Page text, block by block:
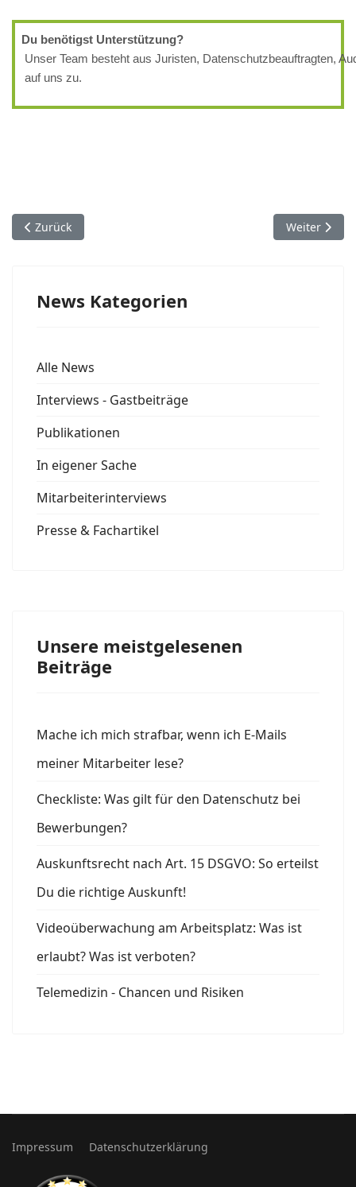
Du benötigst Unterstützung?
Unser Team besteht aus Juristen, Datenschutzbeauftragten,
auf uns zu.
Vorheriger Beitrag: Telemedizin - Chancen und Risiken
Zurück Nächster
Weiter
News Kategorien
Alle News
Interviews - Gastbeiträge
Publikationen
In eigener Sache
Mitarbeiterinterviews
Presse & Fachartikel
Unsere meistgelesenen
Beiträge
Mache ich mich strafbar, wenn ich E-Mails
meiner Mitarbeiter lese?
Checkliste: Was gilt für den Datenschutz bei
Bewerbungen?
Auskunftsrecht nach Art. 15 DSGVO: So erteilst
Du die richtige Auskunft!
Videoüberwachung am Arbeitsplatz: Was ist
erlaubt? Was ist verboten?
Telemedizin - Chancen und Risiken
Impressum Datenschutzerklärung